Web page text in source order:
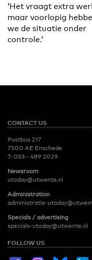
‘Het vraagt extra
maar voorlopig
we de situatie onder
controle.’
CONTACT US
Postbus 217
7500 AE Enschede
T: 053 - 489 2029
Newsroom
utoday@utwente.nl
Administration
administratie-
Specials / advertising
specials-utoday@utwente.nl
FOLLOW US